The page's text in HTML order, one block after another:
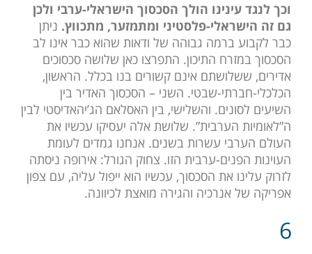
וכך לנגד עינינו הולך הסכסוך הישראלי-ערבי ולכן
גם זה הישראלי-פלסטיני ומתמזער, מתכווץ. ניתן
כבר לקבוע ברמה גבוהה של ודאות שהוא כבר אינו לב
הסכסוך במזרח התיכון. התפרצו כאן שלושה סכסוכים
אדירים, ששלושתם אינם קשורים בנו בכלל. הראשון,
הכלכלי-חברתי-שבטי. השני – הסכסוך האדיר בין
השיעים לסונים. והשלישי, בין האסלאם הג’יהאדיסטי לבין
ה”לאומיות הערבית”. שלושת אלה יעסיקו עכשיו את
העולם הערבי עשרות בשנים. אנחנו גמדים לעומת
העוינות הפנים-ערבית הזו. צחוק הגורל: אירופה ניסתה
לזרוק עלינו את הסכסוך, עכשיו הוא ייפול עליה, עם צפון
אפריקה של אנרכיה והגירה מואצת לכיוונה.
6